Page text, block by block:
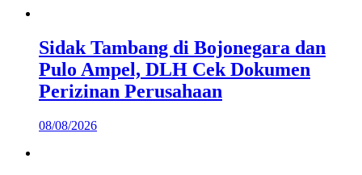
Sidak Tambang di Bojonegara dan
Pulo Ampel, DLH Cek Dokumen
Perizinan Perusahaan
08/08/2026